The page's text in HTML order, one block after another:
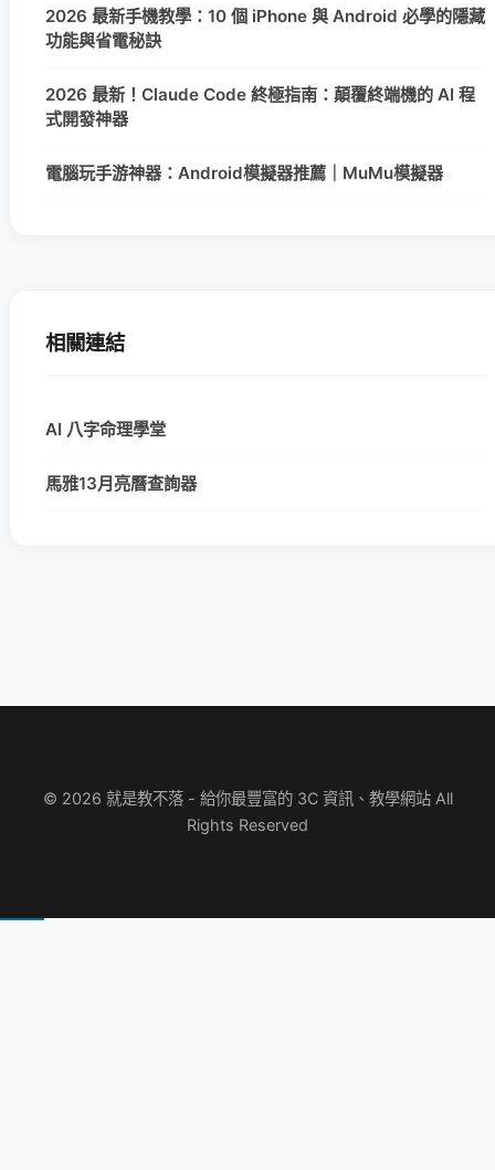
2026 最新手機教學：10 個 iPhone 與 Android 必學的隱藏
功能與省電秘訣
2026 最新！Claude Code 終極指南：顛覆終端機的 AI 程
式開發神器
電腦玩手游神器：Android模擬器推薦｜MuMu模擬器
相關連結
AI 八字命理學堂
馬雅13月亮曆查詢器
© 2026 就是教不落 - 給你最豐富的 3C 資訊、教學網站 All
Rights Reserved